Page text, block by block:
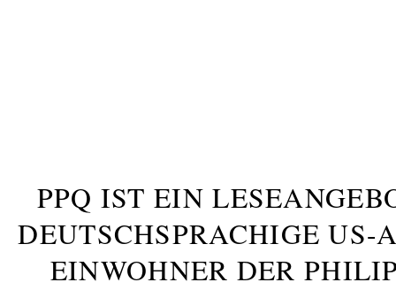
PPQ IST EIN
DEUTSCHSPRACHIGE US-
INWOHNER DER